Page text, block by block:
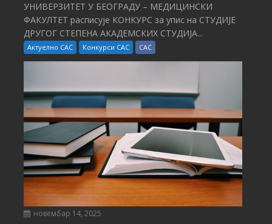
УНИВЕРЗИТЕТ У БЕОГРАДУ – МЕДИЦИНСКИ
ФАКУЛТЕТ расписује КОНКУРС за упис на СТУДИЈЕ
ДРУГОГ СТЕПЕНА АКАДЕМСКИХ СТУДИЈА...
Актуелно САС Конкурси САС САС
новембар 14, 2025